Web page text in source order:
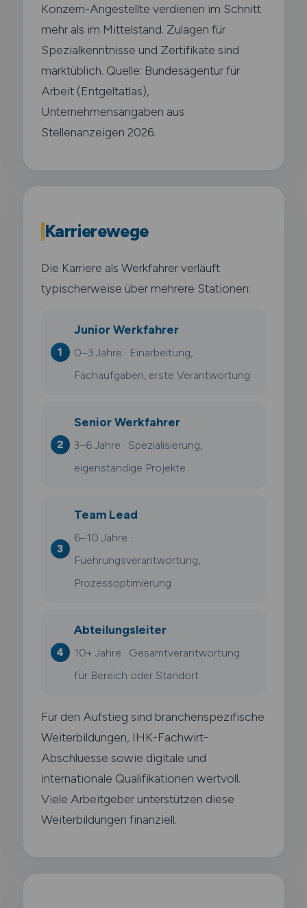
Konzern-Angestellte verdienen im Schnitt
mehr als im Mittelstand. Zulagen für
Spezialkenntnisse und Zertifikate sind
marktüblich. Quelle: Bundesagentur für
Arbeit (Entgeltatlas),
Unternehmensangaben aus
Stellenanzeigen 2026.
Karrierewege
Die Karriere als Werkfahrer verläuft
typischerweise über mehrere Stationen:
Junior Werkfahrer
0–3 Jahre · Einarbeitung,
Fachaufgaben, erste Verantwortung
Senior Werkfahrer
3–6 Jahre · Spezialisierung,
eigenständige Projekte
Team Lead
6–10 Jahre ·
Fuehrungsverantwortung,
Prozessoptimierung
Abteilungsleiter
10+ Jahre · Gesamtverantwortung
für Bereich oder Standort
Für den Aufstieg sind branchenspezifische
Weiterbildungen, IHK-Fachwirt-
Abschluesse sowie digitale und
internationale Qualifikationen wertvoll.
Viele Arbeitgeber unterstützen diese
Weiterbildungen finanziell.